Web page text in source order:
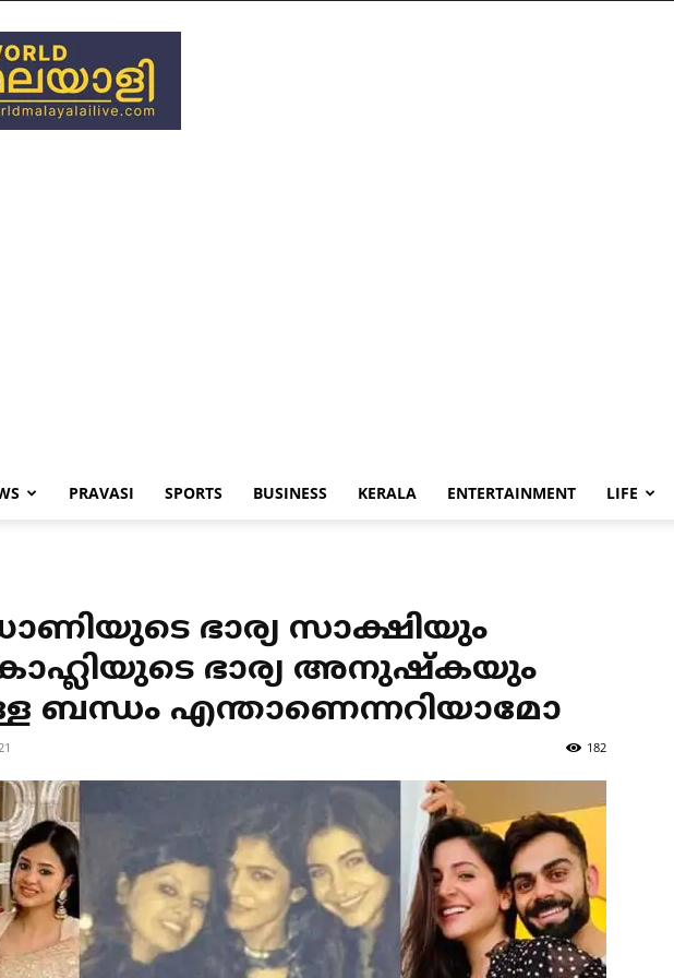
World
Malayali
Live
PRAVASI SPORTS BUSINESS KERALA ENTERTAINMENT LIFE
ഭാര്യ സാക്ഷിയും
കാഹ്ലിയുടെ ഭാര്യ അനുഷ്‌കയും
ബന്ധം എന്താണെന്നറിയാമോ
182